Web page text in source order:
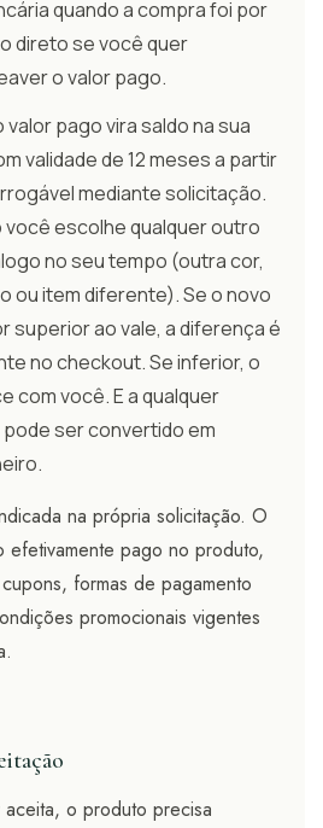
quando a compra foi por
direto se você quer
o valor pago.
valor pago vira saldo na sua
validade de 12 meses a partir
mediante solicitação.
você escolhe qualquer outro
no seu tempo (outra cor,
ou item diferente). Se o novo
superior ao vale, a diferença é
no checkout. Se inferior, o
com você. E a qualquer
ser convertido em
na própria solicitação. O
efetivamente pago no produto,
formas de pagamento
promocionais vigentes
o produto precisa